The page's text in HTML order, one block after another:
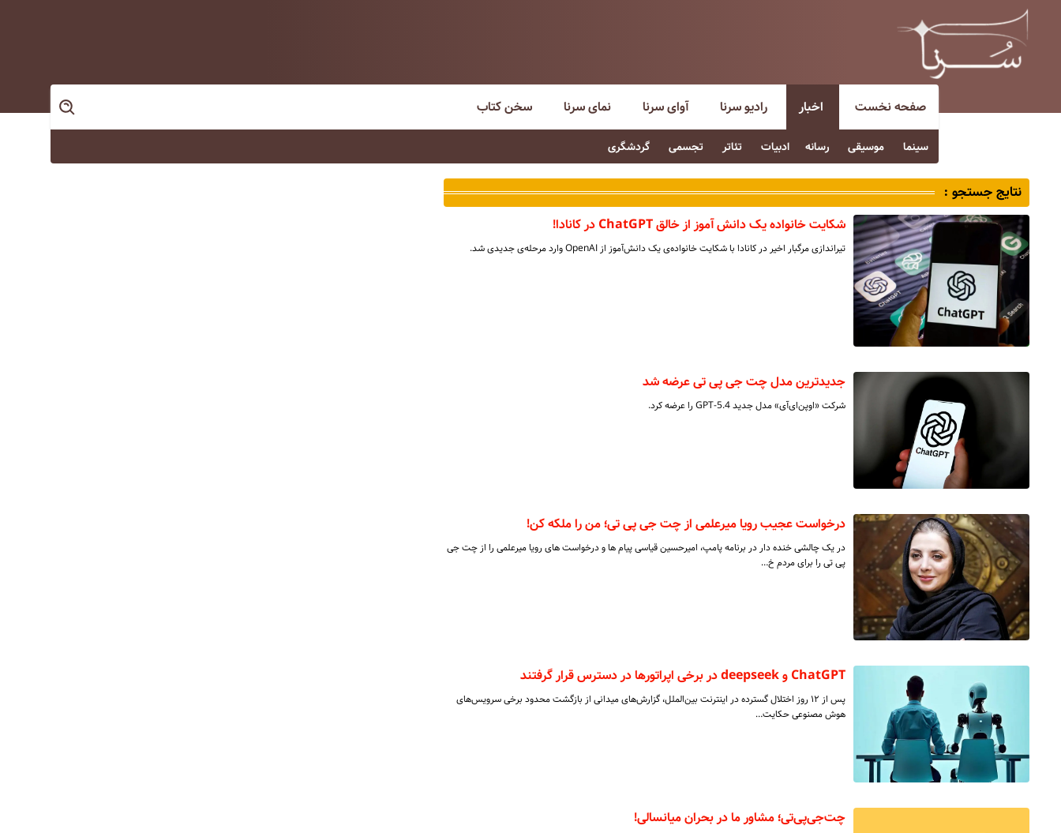
صفحه نخست اخبار
سینما موسیقی رسانه ادبیات تئاتر تجسمی گردشگری
رادیو سرنا آوای سرنا نمای سرنا سخن کتاب
نتایج جستجو :
شکایت خانواده یک دانش‌ آموز از خالق ChatGPT در کانادا!
تیراندازی مرگبار اخیر در کانادا با شکایت خانواده‌ی یک دانش‌آموز از OpenAI وارد مرحله‌ی جدیدی شد.
جدیدترین مدل چت‌ جی‌ پی‌ تی عرضه شد
شرکت «اوپن‌ای‌آی» مدل جدید GPT-5.4 را عرضه کرد.
درخواست عجیب رویا میرعلمی از چت جی پی تی؛ من را ملکه کن!
در یک چالشی خنده دار در برنامه پامپ، امیرحسین قیاسی پیام ها و درخواست های رویا میرعلمی را از چت جی
پی تی را برای مردم خ…
ChatGPT و deepseek در برخی اپراتورها در دسترس قرار گرفتند
‏پس از ۱۲ روز اختلال گسترده در اینترنت بین‌الملل، گزارش‌های میدانی از بازگشت محدود برخی سرویس‌های
هوش مصنوعی حکایت…
چت‌جی‌پی‌تی؛ مشاور ما در بحران میانسالی!